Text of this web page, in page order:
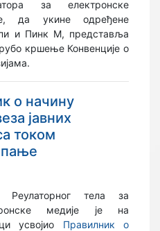
за електронске
да укине одређене
и Пинк М, представља
кршење Конвенције о
о начину
јавних
током
Реулаторног тела за
медије је на
усвојио Правилник о